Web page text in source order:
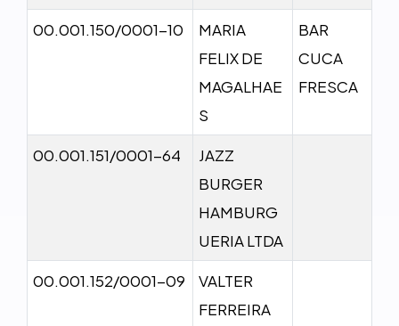
00.001.150/0001-10
MARIA
FELIX DE
MAGALHAE
S
BAR
CUCA
FRESCA
00.001.151/0001-64
JAZZ
BURGER
HAMBURG
UERIA LTDA
00.001.152/0001-09
VALTER
FERREIRA